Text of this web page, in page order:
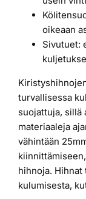
oikeaan
Sivutuet:
turvallisessa
suojattuja, sillä
materiaaleja
vähintään
hihnoja. Hihnat
kulumisesta,